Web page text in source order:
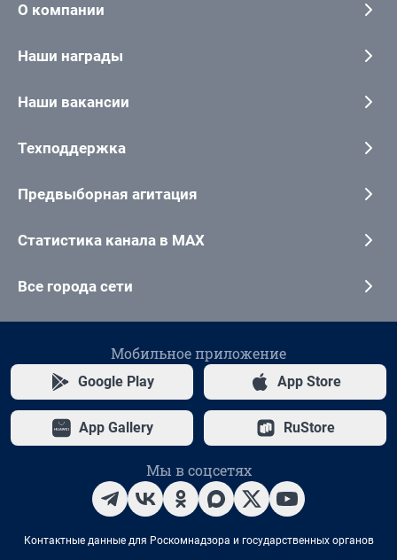
О компании
Наши награды
Наши вакансии
Техподдержка
Предвыборная агитация
Статистика канала в MAX
Все города сети
Мобильное приложение
Google Play App Store
App Gallery RuStore
Мы в соцсетях
Контактные данные для Роскомнадзора и государственных органов